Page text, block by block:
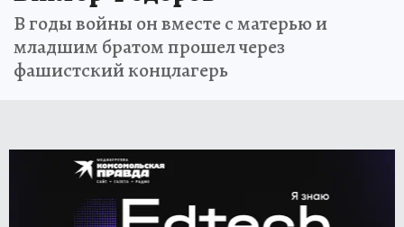
В годы войны он вместе с матерью и
младшим братом прошел через
фашистский концлагерь